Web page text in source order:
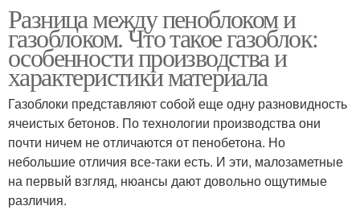
Разница между пеноблоком и
газоблоком. Что такое газоблок:
особенности производства и
характеристики материала
Газоблоки представляют собой еще одну разновидность
ячеистых бетонов. По технологии производства они
почти ничем не отличаются от пенобетона. Но
небольшие отличия все-таки есть. И эти, малозаметные
на первый взгляд, нюансы дают довольно ощутимые
различия.